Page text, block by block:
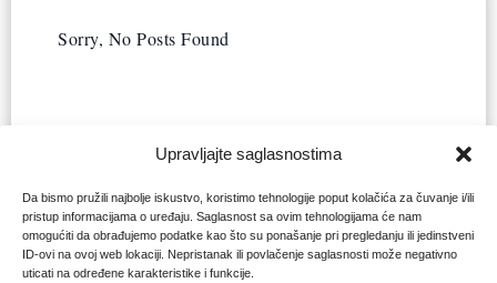
Upravljajte saglasnostima
Da bismo pružili najbolje iskustvo, koristimo tehnologije poput kolačića za čuvanje i/ili
pristup informacijama o uređaju. Saglasnost sa ovim tehnologijama će nam
omogućiti da obrađujemo podatke kao što su ponašanje pri pregledanju ili jedinstveni
ID-ovi na ovoj web lokaciji. Nepristanak ili povlačenje saglasnosti može negativno
uticati na određene karakteristike i funkcije.
Sorry, No Posts Found